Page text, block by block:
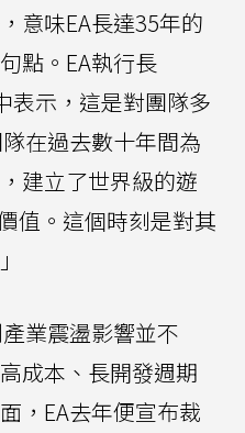
意味EA長達35年的
點。EA執行長
表示，這是對團隊多
在過去數十年間為
建立了世界級的遊
值。這個時刻是對其
業震盪影響並不
成本、長開發週期
，EA去年便宣布裁